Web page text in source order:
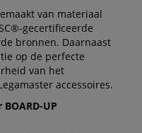
van materiaal
gecertificeerde
bronnen. Daarnaast
op de perfecte
van het
accessoires.
UP